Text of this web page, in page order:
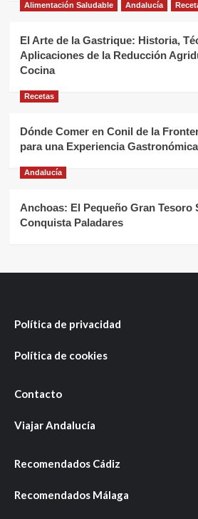
Alimentación Saludable Andalucía
El Arte de la Gastrique: Historia,
Aplicaciones de la Reducción
Cocina
Recetas
Dónde Comer en Conil de la
para una Experiencia
Andalucía
Anchoas: El Pequeño Gran Tesoro
Conquista Paladares
Política de privacidad
Política de cookies
Contacto
Viajar Andalucía
Recomendados Cádiz
Recomendados Málaga